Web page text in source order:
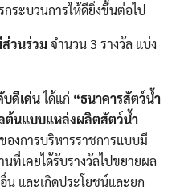
กระบวนการให้ดียิ่งขึ้นต่อไป
วนร่วม จำนวน 3 รางวัล แบ่ง
บดีเด่นได้แก่ “ธนาคารสัตว์น้ำ
ต้นแบบแหล่งผลิตสัตว์น้ำ
องการบริหารราชการแบบมี
ที่เคยได้รับรางวัลไปขยายผล
และเกิดประโยชน์และยก